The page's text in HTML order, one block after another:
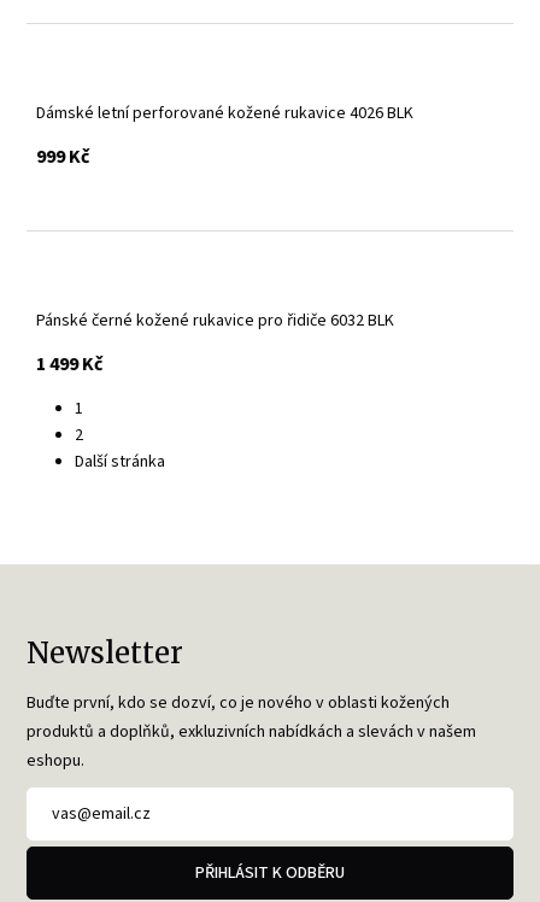
Dámské letní perforované kožené rukavice 4026 BLK
999 Kčs DPH
Pánské černé kožené rukavice pro řidiče 6032 BLK
1 499 Kčs DPH
1
2
Další stránka
Newsletter
Buďte první, kdo se dozví, co je nového v oblasti kožených
produktů a doplňků, exkluzivních nabídkách a slevách v našem
eshopu.
PŘIHLÁSIT K ODBĚRU